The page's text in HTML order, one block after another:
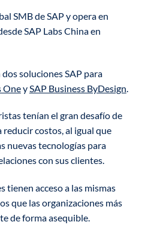
SMB de SAP y opera en
SAP Labs China en
soluciones SAP para
Oney SAP Business ByDesign
tenían el gran desafío de
costos, al igual que
nuevas tecnologías para
con sus clientes.
tienen acceso a las mismas
que las organizaciones más
de forma asequible.